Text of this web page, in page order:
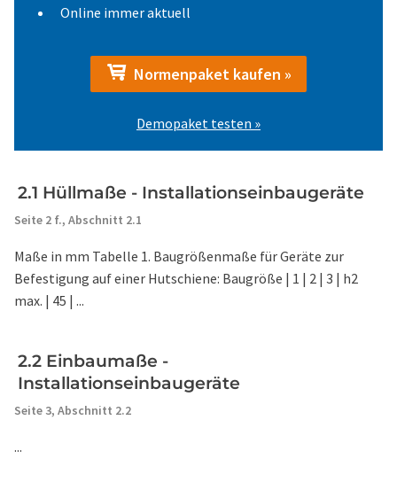
Online immer aktuell
Normenpaket kaufen »
Demopaket testen »
2.1 Hüllmaße - Installationseinbaugeräte
Seite 2 f., Abschnitt 2.1
Maße in mm Tabelle 1. Baugrößenmaße für Geräte zur
Befestigung auf einer Hutschiene: Baugröße | 1 | 2 | 3 | h2
max. | 45 | ...
2.2 Einbaumaße -
Installationseinbaugeräte
Seite 3, Abschnitt 2.2
...